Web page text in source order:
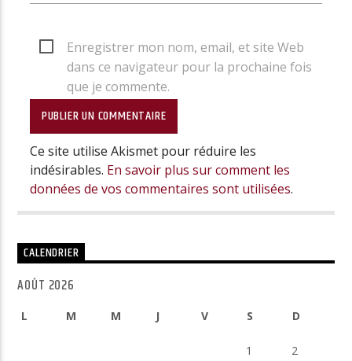
Enregistrer mon nom, email, et site Web
dans ce navigateur pour la prochaine fois
que je commente.
Ce site utilise Akismet pour réduire les
indésirables. En savoir plus sur comment les
données de vos commentaires sont utilisées.
CALENDRIER
AOÛT 2026
L M M J V S D
1 2